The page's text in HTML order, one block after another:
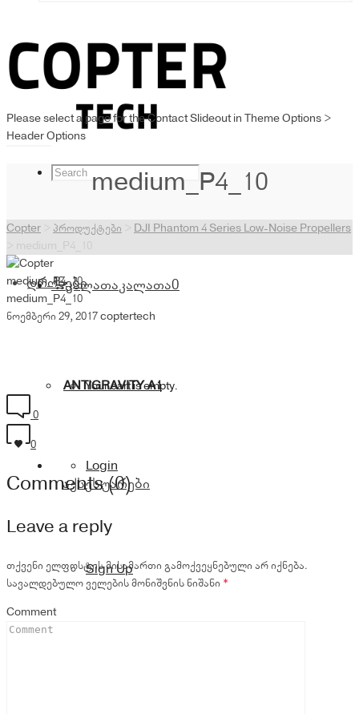
კალათაკალათა0
Your cart is empty.
Login
Sign Up
დრონები
ANTIGRAVITY A1
აქსესუარები
Please select a page for the Contact Slideout in Theme Options >
Header Options
medium_P4_10
Copter პროდუქტები
DJI Phantom 4 Series Low-Noise Propellers
medium_P4_10
medium_P4_10
medium_P4_10
ნოემბერი 29, 2017coptertech
0
0
Comments (0)
Leave a reply
თქვენი ელფოსტის მისამართი გამოქვეყნებული არ იქნება.
სავალდებულო ველების მონიშვნის ნიშანი *
Comment